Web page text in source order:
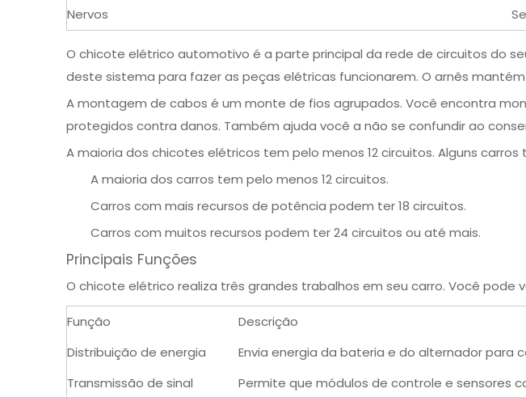
Nervos
O chicote elétrico automotivo é a parte principal da rede de circuitos do
deste sistema para fazer as peças elétricas funcionarem. O arnês mantém
Amontagem de cabos é um monte de fios agrupados. Você encontra
protegidos contra danos. Também ajuda você a não se confundir ao
A maioria dos chicotes elétricos tem pelo menos 12 circuitos. Alguns
A maioria dos carros tem pelo menos 12 circuitos.
Carros com mais recursos de potência podem ter 18 circuitos.
Carros com muitos recursos podem ter 24 circuitos ou até mais.
Principais Funções
O chicote elétrico realiza três grandes trabalhos em seu carro. Você pode
Função
Descrição
Distribuição de energia
Envia energia da bateria e do alternador para
Transmissão de sinal
Permite que módulos de controle e sensores